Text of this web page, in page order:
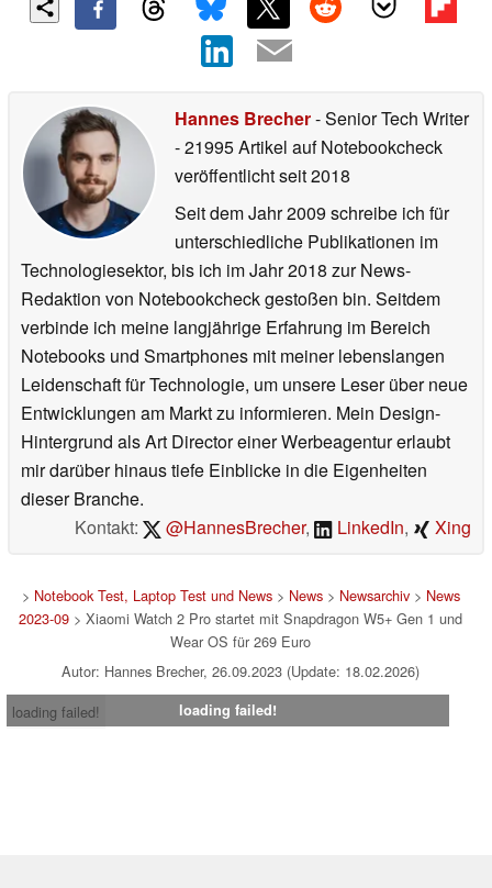
Hannes Brecher- Senior Tech Writer
- 21995 Artikel auf Notebookcheck
veröffentlichtseit 2018
Seit dem Jahr 2009 schreibe ich für
unterschiedliche Publikationen im
Technologiesektor, bis ich im Jahr 2018 zur News-
Redaktion von Notebookcheck gestoßen bin. Seitdem
verbinde ich meine langjährige Erfahrung im Bereich
Notebooks und Smartphones mit meiner lebenslangen
Leidenschaft für Technologie, um unsere Leser über neue
Entwicklungen am Markt zu informieren. Mein Design-
Hintergrund als Art Director einer Werbeagentur erlaubt
mir darüber hinaus tiefe Einblicke in die Eigenheiten
dieser Branche.
Kontakt:
@HannesBrecher, LinkedIn, Xing
> Notebook Test, Laptop Test und News> News> Newsarchiv> News
2023-09 > Xiaomi Watch 2 Pro startet mit Snapdragon W5+ Gen 1 und
Wear OS für 269 Euro
Autor: Hannes Brecher, 26.09.2023 (Update: 18.02.2026)
loading failed!
loading failed!